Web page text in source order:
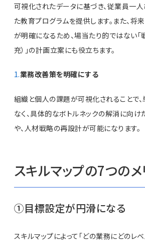
可視化されたデータに基づき、従業員一人
た教育プログラムを提供します。また、将
が明確になるため、場当たり的ではない
充）」の計画立案にも役立ちます。
業務改善策を明確にする
組織と個人の課題が可視化されることで、
なく、具体的なボトルネックの解消に向
や、人材戦略の再設計が可能になります。
スキルマップの7つのメ
①目標設定が円滑になる
スキルマップによって「どの業務にどのレ